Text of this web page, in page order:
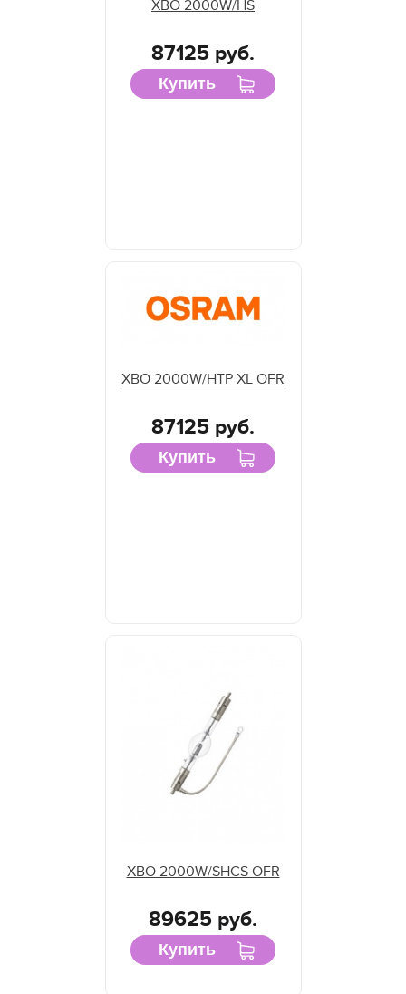
XBO 2000W/HS
87125 руб.
Купить
XBO 2000W/HTP XL OFR
87125 руб.
Купить
XBO 2000W/SHCS OFR
89625 руб.
Купить